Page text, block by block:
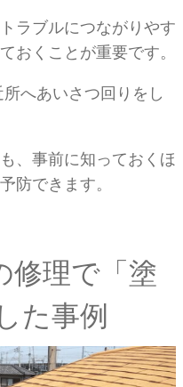
ラブルにつながりやす
おくことが重要です。
所へあいさつ回りをし
、事前に知っておくほ
防できます。
修理で「塗
た事例